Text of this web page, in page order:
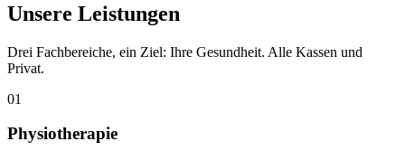
Unsere Leistungen
Drei Fachbereiche, ein Ziel: Ihre Gesundheit. Alle Kassen und
Privat.
01
Physiotherapie